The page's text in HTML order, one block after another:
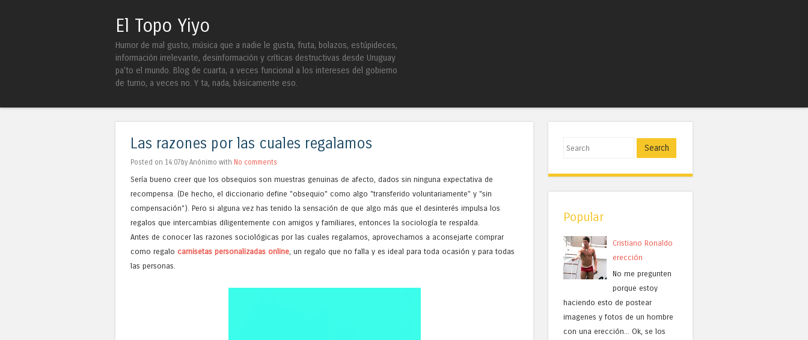
El Topo Yiyo
Humor de mal gusto, música que a nadie le gusta, fruta, bolazos, estúpideces,
información irrelevante, desinformación y críticas destructivas desde Uruguay
pa'to el mundo. Blog de cuarta, a veces funcional a los intereses del gobierno
de turno, a veces no. Y ta, nada, básicamente eso.
Las razones por las cuales regalamos
Posted on 14:07by Anónimo with No comments
Sería bueno creer que los obsequios son muestras genuinas de afecto, dados sin ninguna expectativa de
recompensa. (De hecho, el diccionario define "obsequio" como algo "transferido voluntariamente" y "sin
compensación"). Pero si alguna vez has tenido la sensación de que algo más que el desinterés impulsa los
regalos que intercambias diligentemente con amigos y familiares, entonces la sociología te respalda.
Antes de conocer las razones sociológicas por las cuales regalamos, aprovechamos a aconsejarte comprar
como regalo camisetas personalizadas online, un regalo que no falla y es ideal para toda ocasión y para todas
las personas.
Search
Popular
Cristiano Ronaldo
erección
No me pregunten
porque estoy
haciendo esto de postear
imagenes y fotos de un hombre
con una erección... Ok, se los